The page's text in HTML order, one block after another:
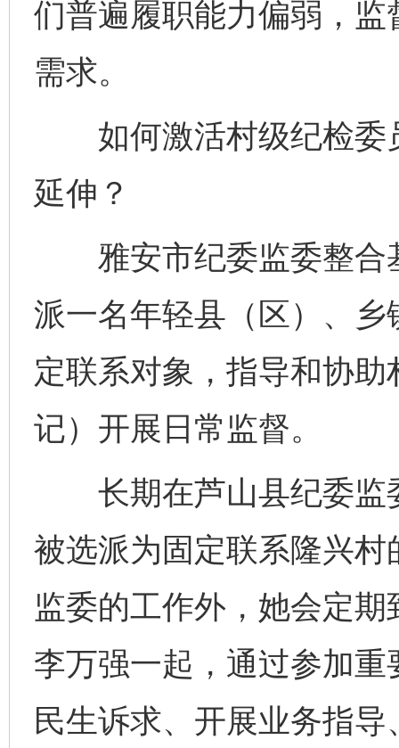
们普遍履职能力偏弱，
需求。
如何激活村级纪检委
延伸？
雅安市纪委监委整合
派一名年轻县（区）、
定联系对象，指导和协
记）开展日常监督。
长期在芦山县纪委监
被选派为固定联系隆兴
监委的工作外，她会定
李万强一起，通过参加
民生诉求、开展业务指